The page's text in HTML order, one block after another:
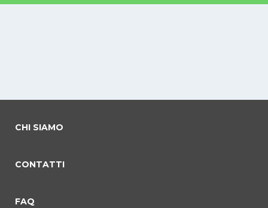
CHI SIAMO
CONTATTI
FAQ